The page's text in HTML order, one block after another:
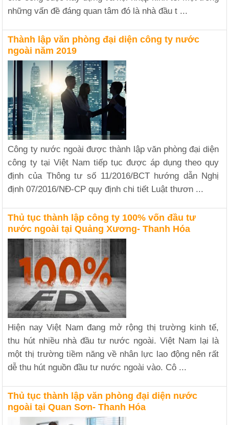
những vấn đề đáng quan tâm đó là nhà đầu t ...
Thành lập văn phòng đại diện công ty nước
ngoài năm 2019
Công ty nước ngoài được thành lập văn phòng đại diện
công ty tại Việt Nam tiếp tục được áp dụng theo quy
định của Thông tư số 11/2016/BCT hướng dẫn Nghị
định 07/2016/NĐ-CP quy định chi tiết Luật thươn ...
Thủ tục thành lập công ty 100% vốn đầu tư
nước ngoài tại Quảng Xương- Thanh Hóa
Hiện nay Việt Nam đang mở rộng thị trường kinh tế,
thu hút nhiều nhà đầu tư nước ngoài. Việt Nam lại là
một thị trường tiềm năng về nhân lực lao động nên rất
dễ thu hút nguồn đầu tư nước ngoài vào. Cô ...
Thủ tục thành lập văn phòng đại diện nước
ngoài tại Quan Sơn- Thanh Hóa